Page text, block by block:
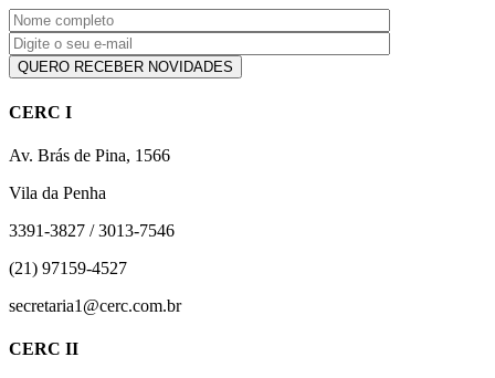
CERC I
Av. Brás de Pina, 1566
Vila da Penha
3391-3827 / 3013-7546
(21) 97159-4527
secretaria1@cerc.com.br
CERC II